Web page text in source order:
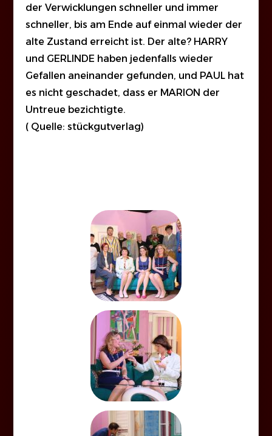
der Verwicklungen schneller und immer
schneller, bis am Ende auf einmal wieder der
alte Zustand erreicht ist. Der alte? HARRY
und GERLINDE haben jedenfalls wieder
Gefallen aneinander gefunden, und PAUL hat
es nicht geschadet, dass er MARION der
Untreue bezichtigte.
( Quelle: stückgutverlag)